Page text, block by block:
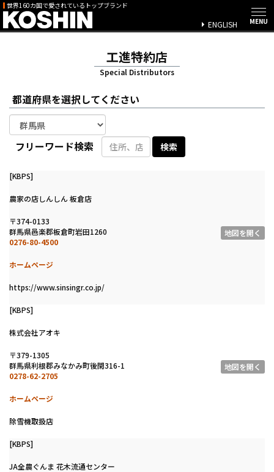
世界160カ国で愛されているトップブランド
ENGLISH
工進特約店
Special Distributors
都道府県を選択してください
フリーワード検索
[KBPS]
農家の店しんしん 板倉店
〒374-0133
地図を開く
群馬県邑楽郡板倉町岩田1260
0276-80-4500
ホームページ
https://www.sinsingr.co.jp/
[KBPS]
株式会社アオキ
〒379-1305
地図を開く
群馬県利根郡みなかみ町後閑316-1
0278-62-2705
ホームページ
除雪機取扱店
[KBPS]
JA全農ぐんま 花木流通センター